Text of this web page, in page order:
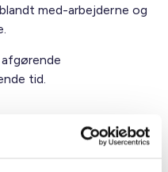
med-arbejderne og
tid.